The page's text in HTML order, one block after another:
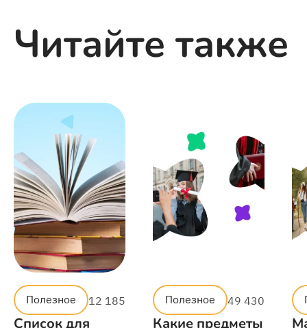
Читайте также
Полезное 12 185
Список для
Полезное 49 430
Какие предметы